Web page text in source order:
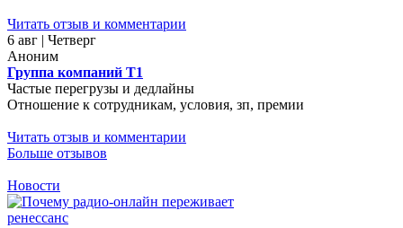
Читать отзыв и комментарии
6 авг | Четверг
Аноним
Группа компаний Т1
Частые перегрузы и дедлайны
Отношение к сотрудникам, условия, зп, премии
Читать отзыв и комментарии
Больше отзывов
Новости